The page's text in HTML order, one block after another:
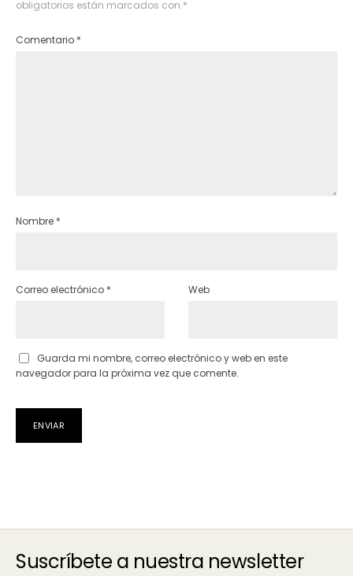
obligatorios están marcados con *
Comentario *
Nombre *
Correo electrónico * Web
Guarda mi nombre, correo electrónico y web en este
navegador para la próxima vez que comente.
Suscríbete a nuestra newsletter